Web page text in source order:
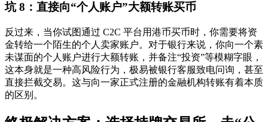
坑 8：直接向“个人账户”大额转账买币
反过来，当你试图通过 C2C 平台用港币买币时，你需要将资
金转给一个陌生的个人卖家账户。对于银行来说，你向一个素
未谋面的个人账户进行大额转账，并备注“投资”等模糊字眼，
这本身就是一种高风险行为，极易被银行客服致电问询，甚至
直接拦截交易。这与向一家正式注册的金融机构转账有着本质
的区别。